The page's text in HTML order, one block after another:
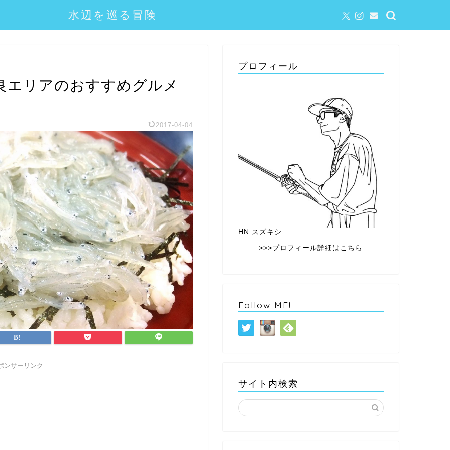
水辺を巡る冒険
エリアのおすすめグルメ
2017-04-04
ンサーリンク
プロフィール
HN:スズキシ
>>>プロフィール詳細はこちら
Follow ME!
サイト内検索